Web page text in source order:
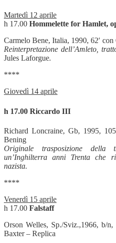
Martedì 12 aprile
h 17.00 Hommelette for Hamlet,
Carmelo Bene, Italia, 1990, 62′
Reinterpretazione dell’Amleto,
Jules Laforgue.
****
Giovedì 14 aprile
h 17.00 Riccardo III
Richard Loncraine, Gb, 1995,
Bening
Originale trasposizione della
un’Inghilterra anni Trenta che
nazista.
****
Venerdì 15 aprile
h 17.00 Falstaff
Orson Welles, Sp./Sviz.,1966, b/
Baxter – Replica